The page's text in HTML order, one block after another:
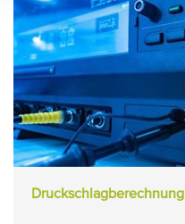
Druckschlagberechnung